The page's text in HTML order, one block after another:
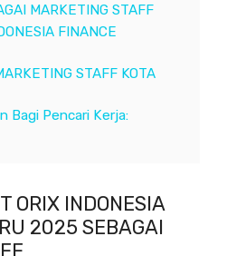
MARKETING STAFF
FINANCE
STAFF KOTA
Bagi Pencari Kerja:
ORIX INDONESIA
2025 SEBAGAI